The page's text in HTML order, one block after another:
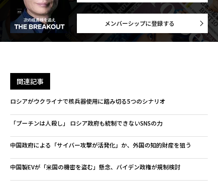
メンバーシップに登録する
関連記事
ロシアがウクライナで核兵器使用に踏み切る5つのシナリオ
「プーチンは人殺し」 ロシア政府も統制できないSNSの力
中国政府による「サイバー攻撃が活発化」か、外国の知的財産を狙う
中国製EVが「米国の機密を盗む」懸念、バイデン政権が規制検討